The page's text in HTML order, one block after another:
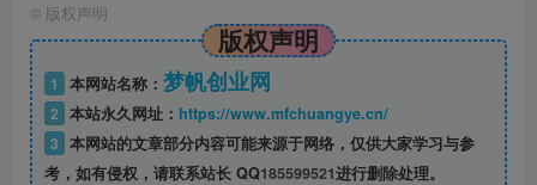
© 版权声明
版权声明
1 本网站名称： 梦帆创业网
2 本站永久网址： https://www.mfchuangye.cn/
3 本网站的文章部分内容可能来源于网络，仅供大家学习与参
考，如有侵权，请联系站长 QQ185599521进行删除处理。